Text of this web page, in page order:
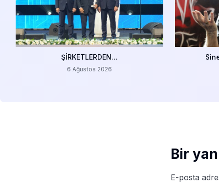
ŞİRKETLERDEN…
6 Ağustos 2026
Bir
E-posta